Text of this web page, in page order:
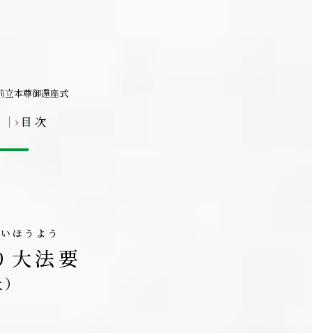
立本尊御還座式
｜ › 目 次
ほうよう
大法要